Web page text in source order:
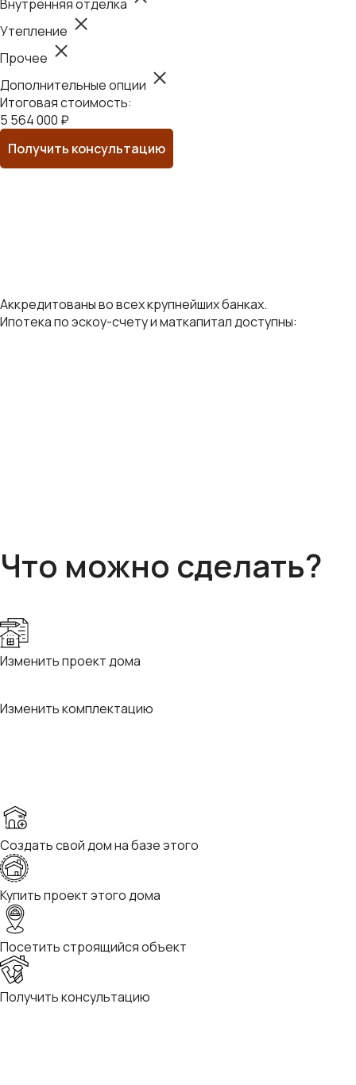
Внутренняя отделка
Утепление
Прочее
Дополнительные опции
Итоговая стоимость:
5 564 000 ₽
Получить консультацию
Аккредитованы во всех крупнейших банках.
Ипотека по эскоу-счету и маткапитал доступны:
Что можно сделать?
Изменить проект дома
Изменить комплектацию
Создать свой дом на базе этого
Купить проект этого дома
Посетить строящийся объект
Получить консультацию